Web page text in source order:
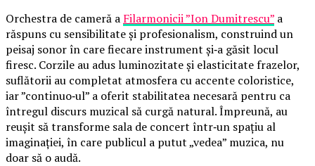
Orchestra de cameră a Filarmonicii ”Ion Dumitrescu” a
răspuns cu sensibilitate și profesionalism, construind un
peisaj sonor în care fiecare instrument și‑a găsit locul
firesc. Corzile au adus luminozitate și elasticitate frazelor,
suflătorii au completat atmosfera cu accente coloristice,
iar ”continuo‑ul” a oferit stabilitatea necesară pentru ca
întregul discurs muzical să curgă natural. Împreună, au
reușit să transforme sala de concert într‑un spațiu al
imaginației, în care publicul a putut „vedea” muzica, nu
doar să o audă.